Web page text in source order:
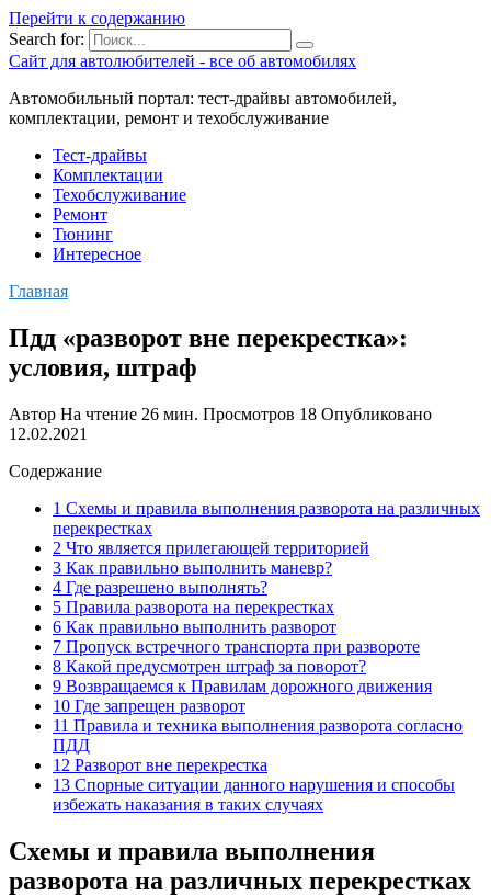
Перейти к содержанию
Search for:
Сайт для автолюбителей - все об автомобилях
Автомобильный портал: тест-драйвы автомобилей,
комплектации, ремонт и техобслуживание
Тест-драйвы
Комплектации
Техобслуживание
Ремонт
Тюнинг
Интересное
Главная
Пдд «разворот вне перекрестка»:
условия, штраф
Автор На чтение 26 мин. Просмотров 18 Опубликовано
12.02.2021
Содержание
1 Схемы и правила выполнения разворота на различных
перекрестках
2 Что является прилегающей территорией
3 Как правильно выполнить маневр?
4 Где разрешено выполнять?
5 Правила разворота на перекрестках
6 Как правильно выполнить разворот
7 Пропуск встречного транспорта при развороте
8 Какой предусмотрен штраф за поворот?
9 Возвращаемся к Правилам дорожного движения
10 Где запрещен разворот
11 Правила и техника выполнения разворота согласно
ПДД
12 Разворот вне перекрестка
13 Спорные ситуации данного нарушения и способы
избежать наказания в таких случаях
Схемы и правила выполнения
разворота на различных перекрестках